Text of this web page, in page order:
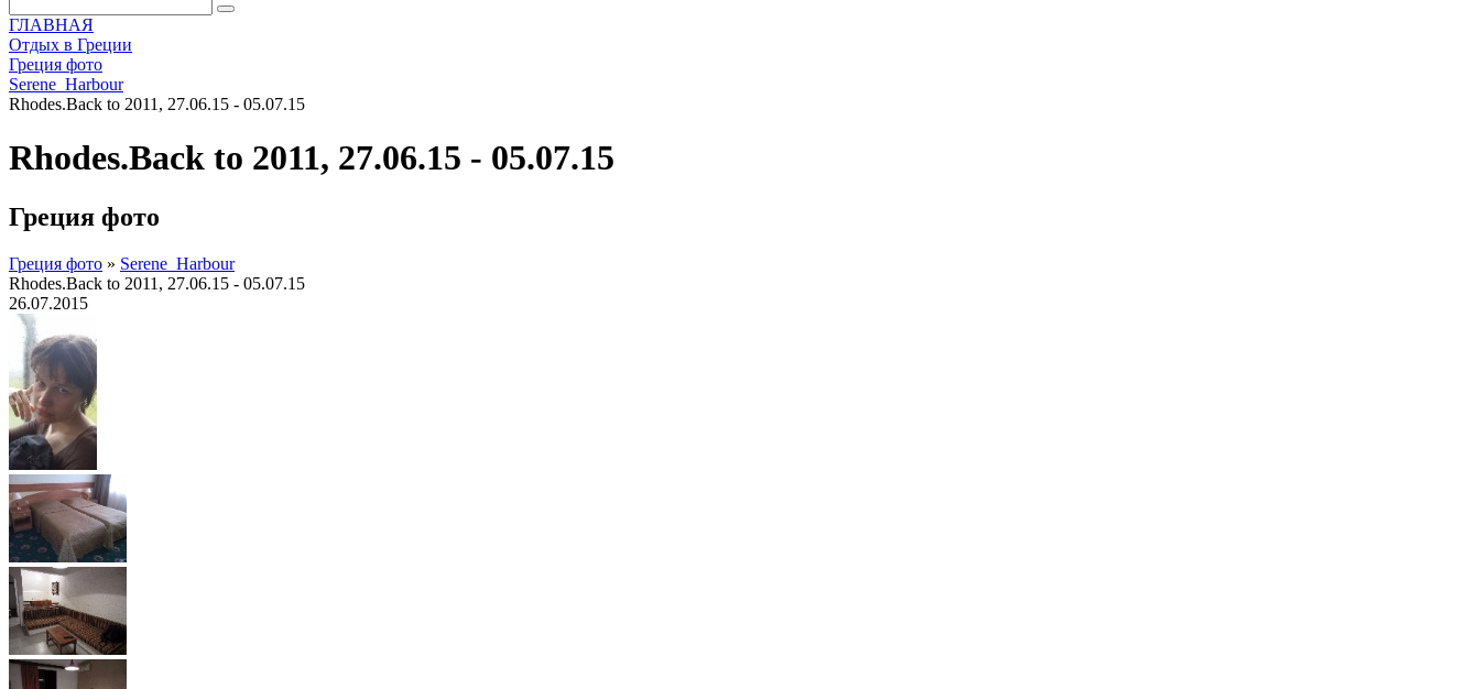
ГЛАВНАЯ
Отдых в Греции
Греция фото
Serene_Harbour
Rhodes.Back to 2011, 27.06.15 - 05.07.15
Rhodes.Back to 2011, 27.06.15 - 05.07.15
Греция фото
Греция фото » Serene_Harbour
Rhodes.Back to 2011, 27.06.15 - 05.07.15
26.07.2015